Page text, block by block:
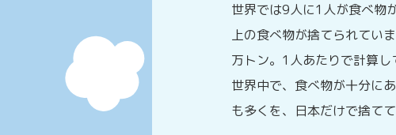
世界では9人に1人が食べ物
上の食べ物が捨てられてい
万トン。1人あたりで計算し
世界中で、食べ物が十分に
も多くを、日本だけで捨て